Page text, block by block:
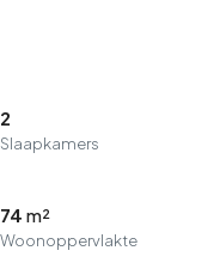
2
Slaapkamers
74